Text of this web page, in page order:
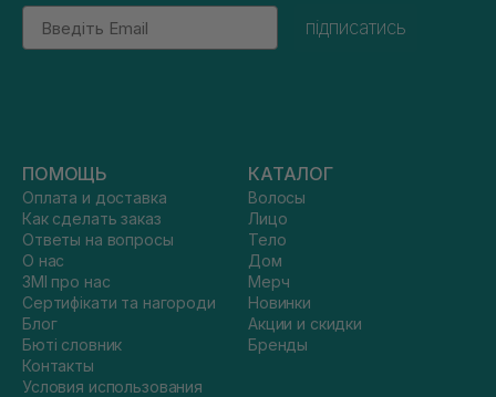
Email
підписатись
ПОМОЩЬ
Оплата и доставка
Как сделать заказ
Ответы на вопросы
О нас
ЗМІ про нас
Сертифікати та нагороди
Блог
Бюті словник
Контакты
Условия использования
КАТАЛОГ
Волосы
Лицо
Тело
Дом
Мерч
Новинки
Акции и скидки
Бренды